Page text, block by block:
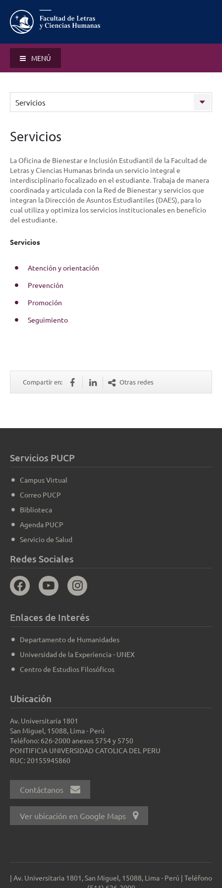
MENÚ
Servicios
Servicios
La Oficina de Bienestar e Inclusión Estudiantil de la Facultad de
Letras y Ciencias Humanas brinda un servicio integral e
interdisciplinario focalizado en el estudiante. Trabaja de manera
coordinada y articulada con la Red de Bienestar y servicios que
integran la Dirección de Asuntos Estudiantiles (DAES), para lo
cual utiliza y optimiza los servicios institucionales en beneficio
del estudiante.
Servicios
Atención y orientación
Prevención
Promoción
Seguimiento
Compartir en: Otras redes
Servicios PUCP
Campus Virtual
Correo PUCP
Biblioteca
Agenda PUCP
Servicio de Salud
Redes Sociales
Enlaces de Interés
Departamento de Humanidades
Universidad de la Experiencia - UNEX
Centro de Estudios Filosóficos
Ubicación
Av. Universitaria 1801
San Miguel, 15088, Lima - Perú
Teléfono: 626-2000 anexos 5754 y 5750
PONTIFICIA UNIVERSIDAD CATOLICA DEL PERU
RUC: 20155945860
Contáctanos
Ver ubicación en Google Maps
| Av. Universitaria 1801, San Miguel, 15088, Lima - Perú | Teléfono